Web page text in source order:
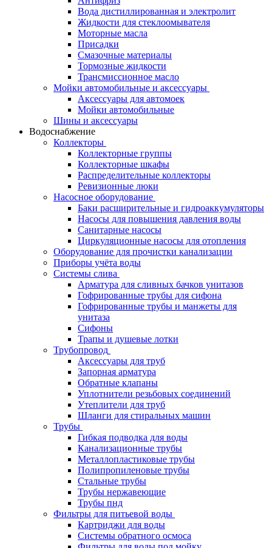
Вода дистиллированная и электролит
Жидкости для стеклоомывателя
Моторные масла
Присадки
Смазочные материалы
Тормозные жидкости
Трансмиссионное масло
Мойки автомобильные и аксессуары
Аксессуары для автомоек
Мойки автомобильные
Шины и аксессуары
Водоснабжение
Коллекторы
Коллекторные группы
Коллекторные шкафы
Распределительные коллекторы
Ревизионные люки
Насосное оборудование
Баки расширительные и гидроаккумуляторы
Насосы для повышения давления воды
Санитарные насосы
Циркуляционные насосы для отопления
Оборудование для прочистки канализации
Приборы учёта воды
Системы слива
Арматура для сливных бачков унитазов
Гофрированные трубы для сифона
Гофрированные трубы и манжеты для
унитаза
Сифоны
Трапы и душевые лотки
Трубопровод
Аксессуары для труб
Запорная арматура
Обратные клапаны
Уплотнители резьбовых соединений
Утеплители для труб
Шланги для стиральных машин
Трубы
Гибкая подводка для воды
Канализационные трубы
Металлопластиковые трубы
Полипропиленовые трубы
Стальные трубы
Трубы нержавеющие
Трубы пнд
Фильтры для питьевой воды
Картриджи для воды
Системы обратного осмоса